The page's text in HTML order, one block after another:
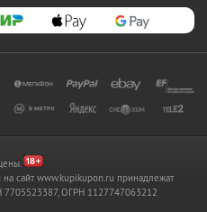
сайт www.kupikupon.ru принадлежат
7705523387, ОГРН 1127747063212